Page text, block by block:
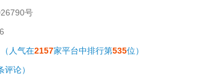
号
（人气在2157家平台中排行第535位）
评论）